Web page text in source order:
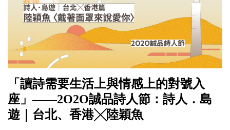
「讀詩需要生活上與情感上的對號入
座」——2O2O誠品詩人節：詩人．島
遊｜台北、香港╳陸穎魚